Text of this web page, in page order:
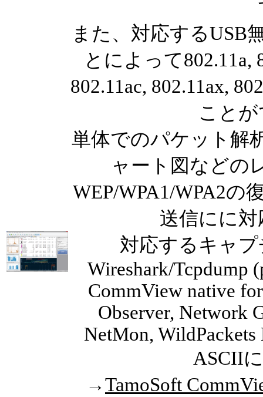
また、対応するUSB
とによって802.11a,
802.11ac, 802.11ax,
こと
単体でのパケット解
ャート図などの
WEP/WPA1/WPA2の
送信にに
対応するキャ
Wireshark/Tcpdump
CommView native
Observer, Network
NetMon, WildPackets
ASCII
→TamoSoft